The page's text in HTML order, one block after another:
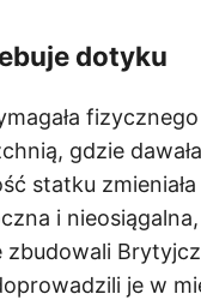
dotyku
gdzie
statku
i
zbudowali
je w